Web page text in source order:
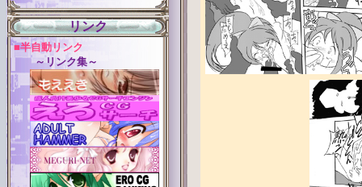
リンク
■半自動リンク
～リンク集～